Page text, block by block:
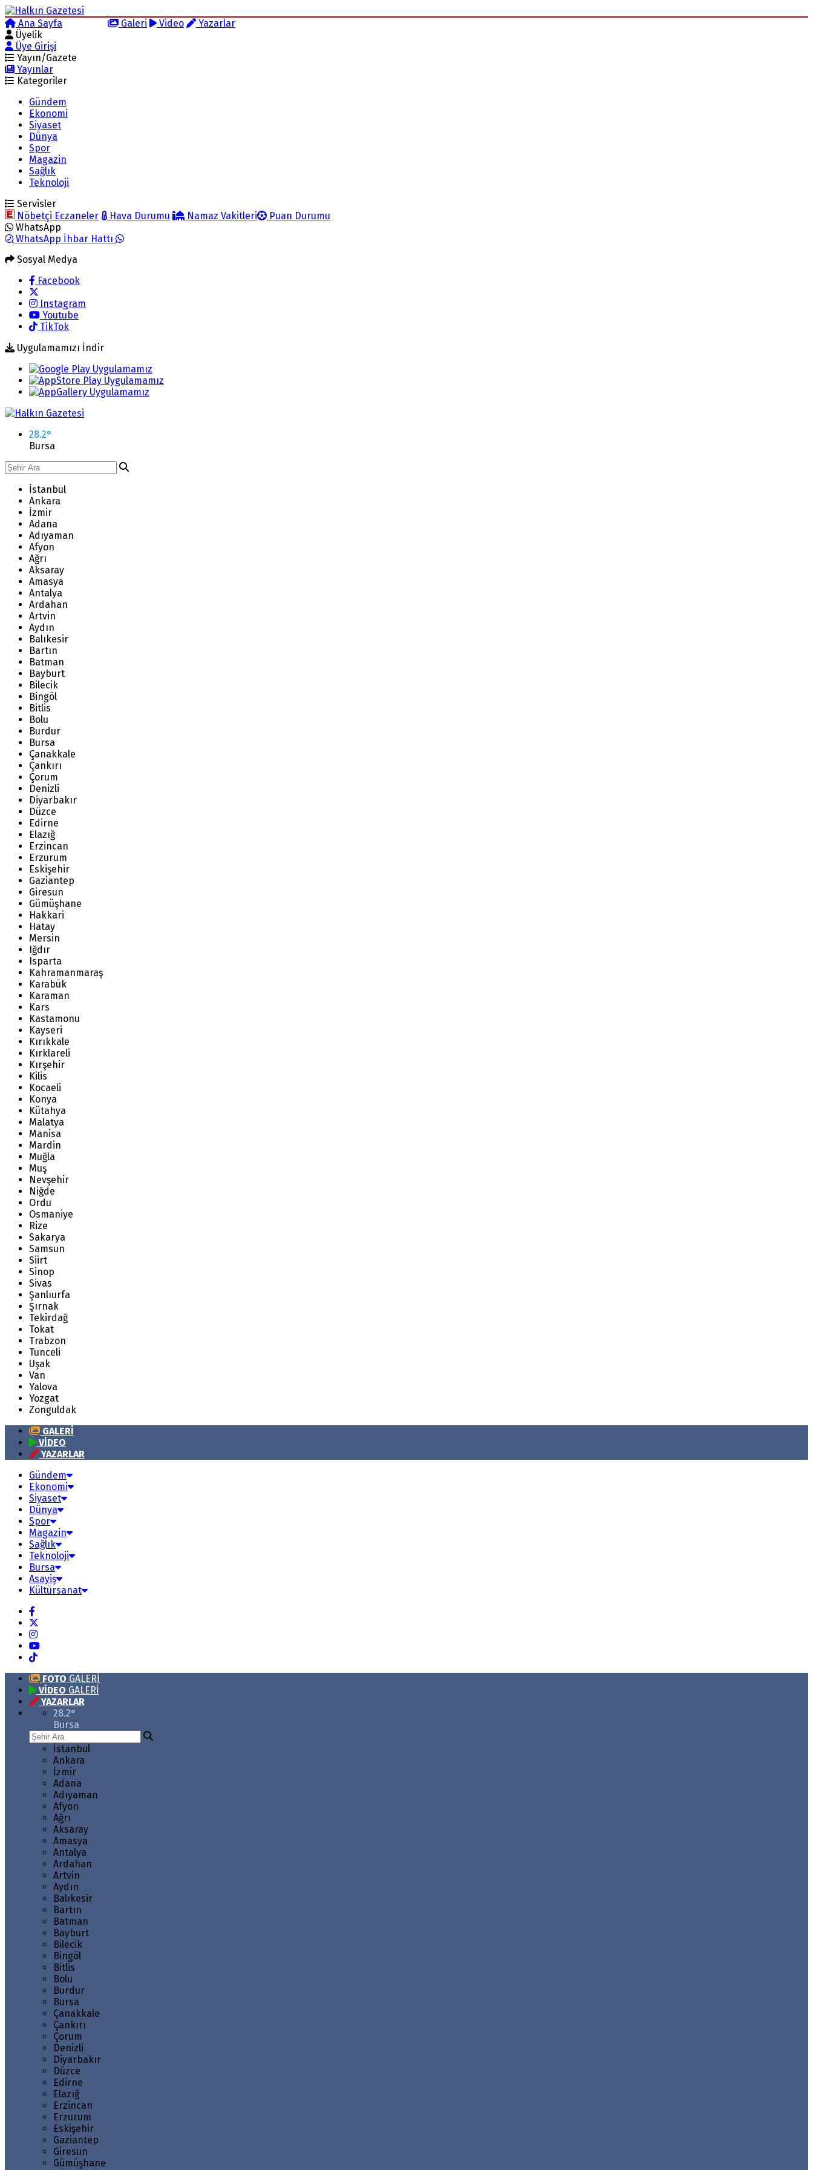
Ana Sayfa Galeri Video
Yazarlar
Üyelik
Üye Girişi
Yayın/Gazete
Yayınlar
Kategoriler
Gündem
Ekonomi
Siyaset
Dünya
Spor
Magazin
Sağlık
Teknoloji
Servisler
Nöbetçi Eczaneler
Hava Durumu Namaz Vakitleri
Puan Durumu
WhatsApp
WhatsApp İhbar Hattı
Sosyal Medya
Facebook
Instagram
Youtube
TikTok
Uygulamamızı İndir
28.2°
Bursa
İstanbul
Ankara
İzmir
Adana
Adıyaman
Afyon
Ağrı
Aksaray
Amasya
Antalya
Ardahan
Artvin
Aydın
Balıkesir
Bartın
Batman
Bayburt
Bilecik
Bingöl
Bitlis
Bolu
Burdur
Bursa
Çanakkale
Çankırı
Çorum
Denizli
Diyarbakır
Düzce
Edirne
Elazığ
Erzincan
Erzurum
Eskişehir
Gaziantep
Giresun
Gümüşhane
Hakkari
Hatay
Mersin
Iğdır
Isparta
Kahramanmaraş
Karabük
Karaman
Kars
Kastamonu
Kayseri
Kırıkkale
Kırklareli
Kırşehir
Kilis
Kocaeli
Konya
Kütahya
Malatya
Manisa
Mardin
Muğla
Muş
Nevşehir
Niğde
Ordu
Osmaniye
Rize
Sakarya
Samsun
Siirt
Sinop
Sivas
Şanlıurfa
Şırnak
Tekirdağ
Tokat
Trabzon
Tunceli
Uşak
Van
Yalova
Yozgat
Zonguldak
GALERİ
VİDEO
YAZARLAR
Gündem
Ekonomi
Siyaset
Dünya
Spor
Magazin
Sağlık
Teknoloji
Bursa
Asayiş
Kültürsanat
FOTO GALERİ
VİDEO GALERİ
YAZARLAR
28.2°
Bursa
İstanbul
Ankara
İzmir
Adana
Adıyaman
Afyon
Ağrı
Aksaray
Amasya
Antalya
Ardahan
Artvin
Aydın
Balıkesir
Bartın
Batman
Bayburt
Bilecik
Bingöl
Bitlis
Bolu
Burdur
Bursa
Çanakkale
Çankırı
Çorum
Denizli
Diyarbakır
Düzce
Edirne
Elazığ
Erzincan
Erzurum
Eskişehir
Gaziantep
Giresun
Gümüşhane